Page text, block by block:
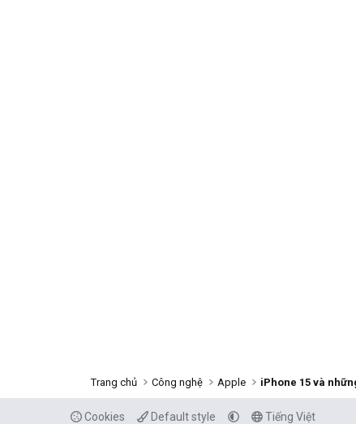
Trang chủ Công nghệ Apple iPhone 15 và
Cookies Default style Tiếng Việt